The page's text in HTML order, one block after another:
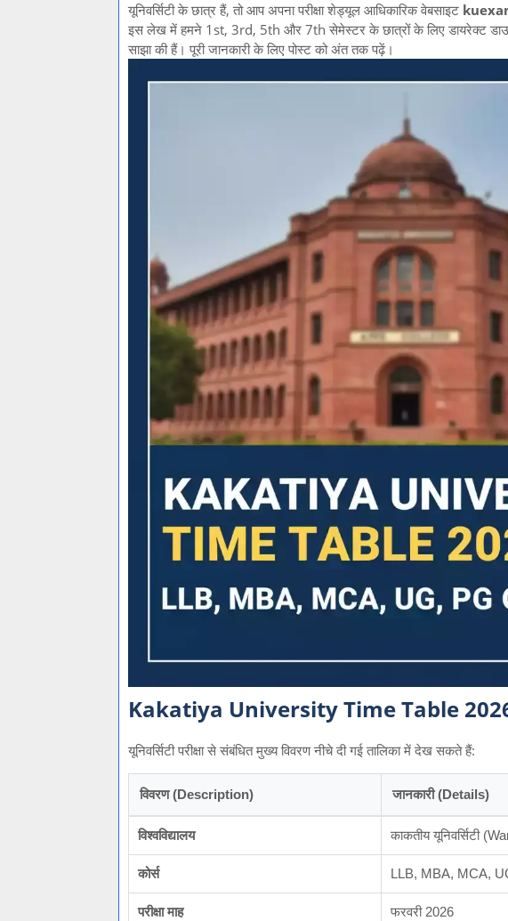
यूनिवर्सिटी के छात्र हैं, तो आप अपना परीक्षा शेड्यूल आधिकारिक वेबसाइट
इस लेख में हमने 1st, 3rd, 5th और 7th सेमेस्टर के छात्रों के लिए डायरेक्ट
साझा की हैं। पूरी जानकारी के लिए पोस्ट को अंत तक पढ़ें।
Kakatiya University Time Table
यूनिवर्सिटी परीक्षा से संबंधित मुख्य विवरण नीचे दी गई तालिका में देख सकते हैं:
विवरण (Description) जानकारी (Details)
विश्वविद्यालय काकतीय यूनिवर्सिटी
कोर्स LLB, MBA, MCA,
परीक्षा माह फरवरी 2026